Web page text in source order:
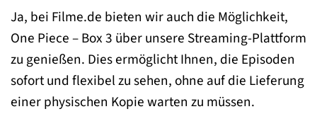
Ja, bei Filme.de bieten wir auch die Möglichkeit,
One Piece – Box 3 über unsere Streaming-Plattform
zu genießen. Dies ermöglicht Ihnen, die Episoden
sofort und flexibel zu sehen, ohne auf die Lieferung
einer physischen Kopie warten zu müssen.